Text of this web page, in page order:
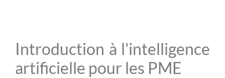
Introduction à l'intelligence
artificielle pour les PME